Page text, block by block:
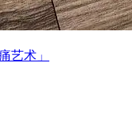
艺术」